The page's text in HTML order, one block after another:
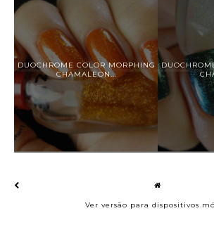
DUOCHROME COLOR MORPHING
CHAMALEON...
Ver versão para dispositivos